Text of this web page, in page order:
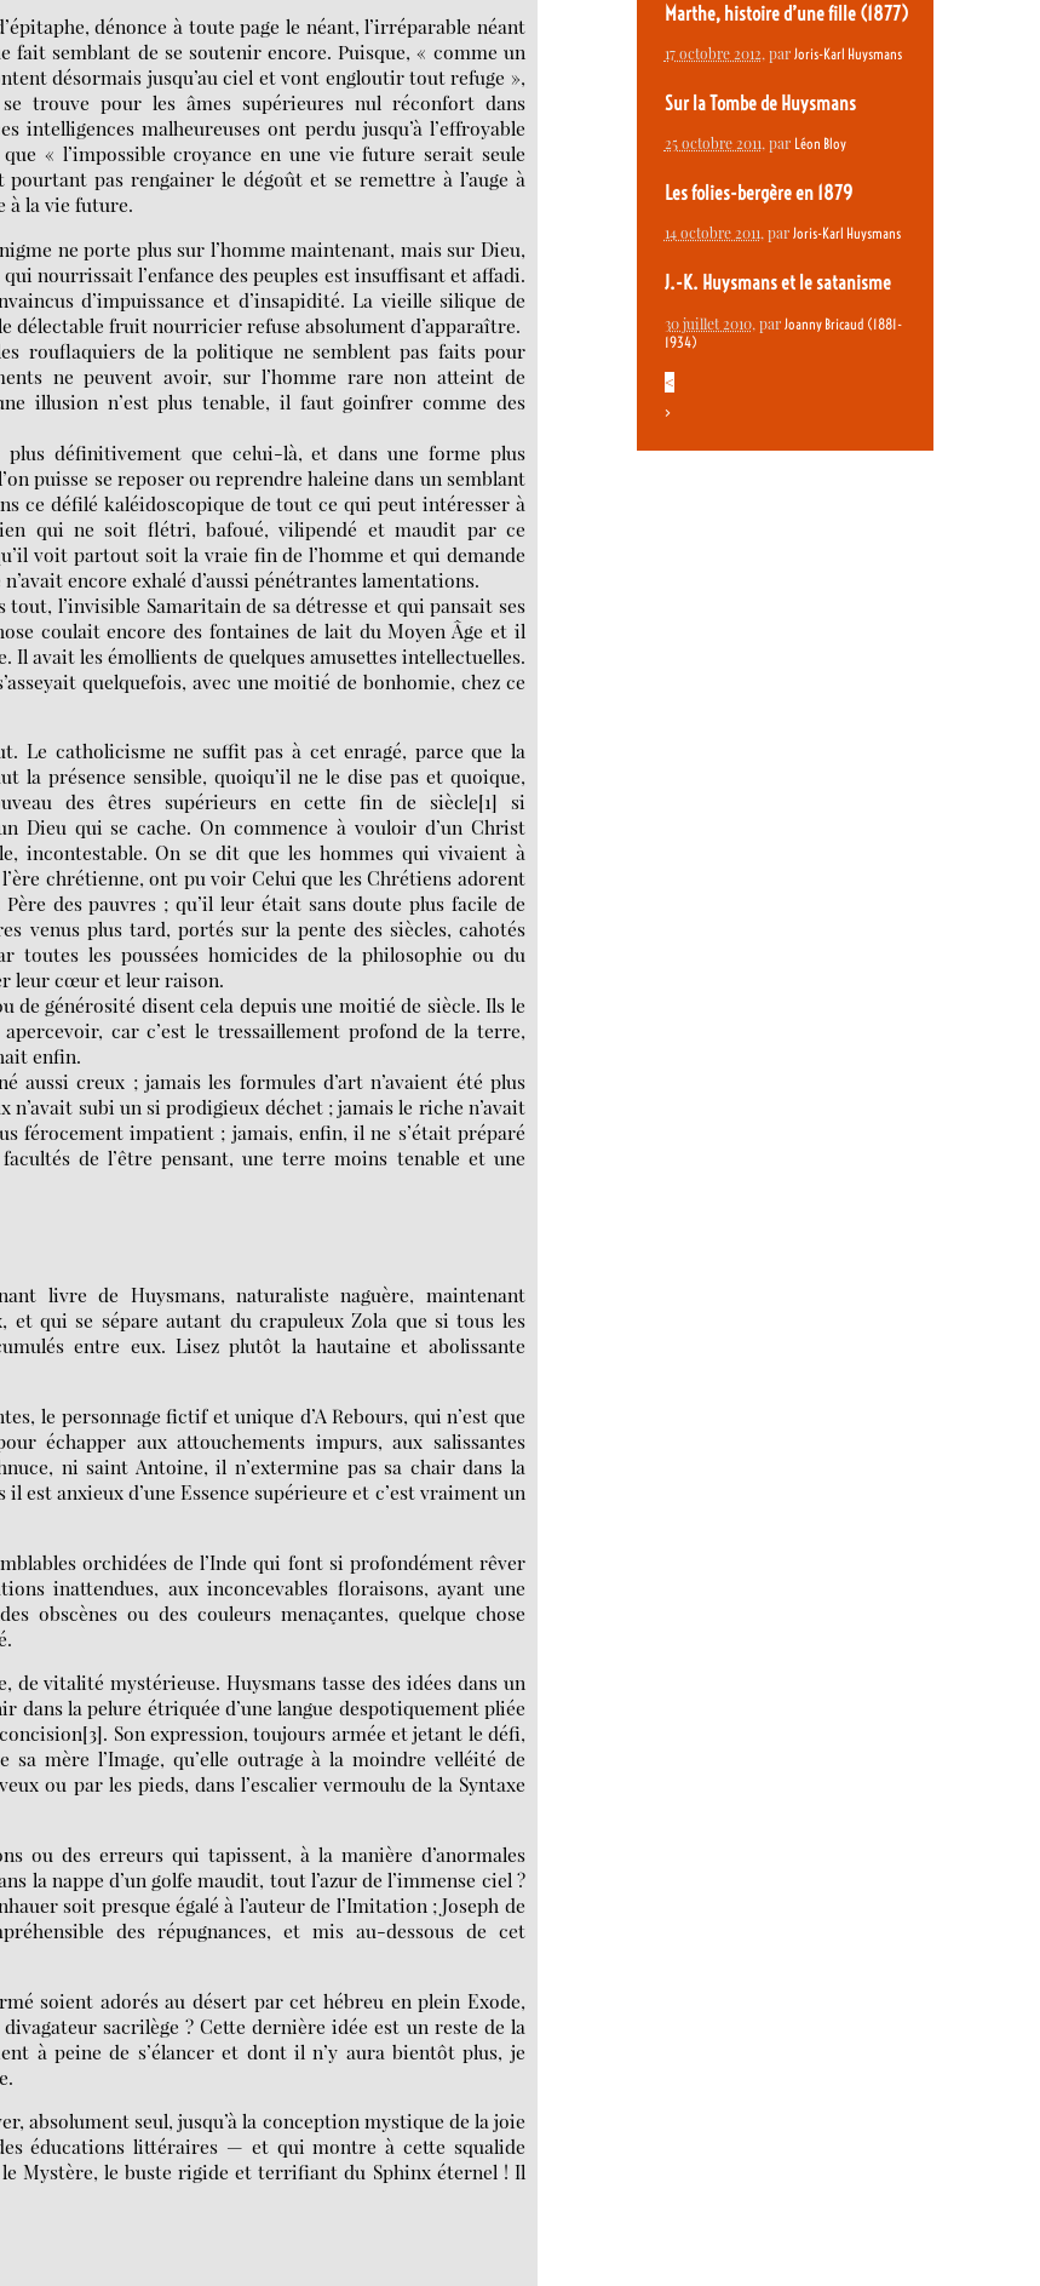
dénonce à toute page le néant, l’irréparable néant
semblant de se soutenir encore. Puisque, « comme un
désormais jusqu’au ciel et vont engloutir tout refuge »,
trouve pour les âmes supérieures nul réconfort dans
intelligences malheureuses ont perdu jusqu’à l’effroyable
« l’impossible croyance en une vie future serait seule
pas rengainer le dégoût et se remettre à l’auge à
à la vie future.
ne porte plus sur l’homme maintenant, mais sur Dieu,
nourrissait l’enfance des peuples est insuffisant et affadi.
d’impuissance et d’insapidité. La vieille silique de
délectable fruit nourricier refuse absolument d’apparaître.
rouflaquiers de la politique ne semblent pas faits pour
ne peuvent avoir, sur l’homme rare non atteint de
illusion n’est plus tenable, il faut goinfrer comme des
définitivement que celui-là, et dans une forme plus
puisse se reposer ou reprendre haleine dans un semblant
ce défilé kaléidoscopique de tout ce qui peut intéresser à
qui ne soit flétri, bafoué, vilipendé et maudit par ce
voit partout soit la vraie fin de l’homme et qui demande
encore exhalé d’aussi pénétrantes lamentations.
l’invisible Samaritain de sa détresse et qui pansait ses
coulait encore des fontaines de lait du Moyen Âge et il
Il avait les émollients de quelques amusettes intellectuelles.
quelquefois, avec une moitié de bonhomie, chez ce
Le catholicisme ne suffit pas à cet enragé, parce que la
la présence sensible, quoiqu’il ne le dise pas et quoique,
des êtres supérieurs en cette fin de siècle[1] si
Dieu qui se cache. On commence à vouloir d’un Christ
incontestable. On se dit que les hommes qui vivaient à
chrétienne, ont pu voir Celui que les Chrétiens adorent
des pauvres ; qu’il leur était sans doute plus facile de
venus plus tard, portés sur la pente des siècles, cahotés
toutes les poussées homicides de la philosophie ou du
leur cœur et leur raison.
de générosité disent cela depuis une moitié de siècle. Ils le
car c’est le tressaillement profond de la terre,
enfin.
aussi creux ; jamais les formules d’art n’avaient été plus
subi un si prodigieux déchet ; jamais le riche n’avait
férocement impatient ; jamais, enfin, il ne s’était préparé
de l’être pensant, une terre moins tenable et une
livre de Huysmans, naturaliste naguère, maintenant
et qui se sépare autant du crapuleux Zola que si tous les
entre eux. Lisez plutôt la hautaine et abolissante
le personnage fictif et unique d’A Rebours, qui n’est que
échapper aux attouchements impurs, aux salissantes
ni saint Antoine, il n’extermine pas sa chair dans la
est anxieux d’une Essence supérieure et c’est vraiment un
orchidées de l’Inde qui font si profondément rêver
inattendues, aux inconcevables floraisons, ayant une
obscènes ou des couleurs menaçantes, quelque chose
de vitalité mystérieuse. Huysmans tasse des idées dans un
la pelure étriquée d’une langue despotiquement pliée
Son expression, toujours armée et jetant le défi,
mère l’Image, qu’elle outrage à la moindre velléité de
ou par les pieds, dans l’escalier vermoulu de la Syntaxe
ou des erreurs qui tapissent, à la manière d’anormales
la nappe d’un golfe maudit, tout l’azur de l’immense ciel ?
soit presque égalé à l’auteur de l’Imitation ; Joseph de
des répugnances, et mis au-dessous de cet
soient adorés au désert par cet hébreu en plein Exode,
sacrilège ? Cette dernière idée est un reste de la
à peine de s’élancer et dont il n’y aura bientôt plus, je
absolument seul, jusqu’à la conception mystique de la joie
éducations littéraires — et qui montre à cette squalide
Mystère, le buste rigide et terrifiant du Sphinx éternel ! Il
Marthe, histoire d’une fille (1877)
17 octobre 2012, par Joris-Karl Huysmans
Sur la Tombe de Huysmans
25 octobre 2011, par Léon Bloy
Les folies-bergère en 1879
14 octobre 2011, par Joris-Karl Huysmans
J.-K. Huysmans et le satanisme
30 juillet 2010, par Joanny Bricaud (1881-
1934)
<
>